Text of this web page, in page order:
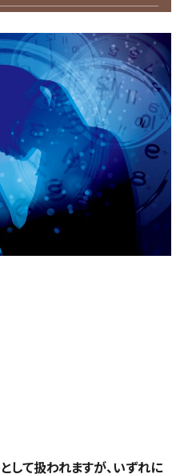
して扱われますが、いずれに